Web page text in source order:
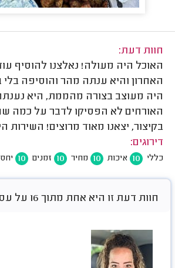
חוות דעת:
האוכל היה מעולה! נאלצנו להוסיף
האחרון והיא ענתה מהר והוסיפה
היה מעוצב בצורה מהממת, היא
האורחים לא הפסיקו לדבר על כמה
בקיצור, יצאנו מאוד מרוצים! השירות
דירוגים:
כללי 10 איכות 10 מחיר 10 זמנים 10 יחס
חוות דעת זו היא אחת מתוך 16 על עסק זה: